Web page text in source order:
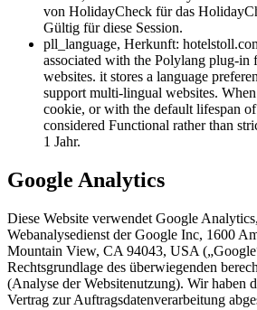
von HolidayCheck für das
Gültig für diese Session.
pll_language, Herkunft:
associated with the Polylang plug-in
websites. it stores a language
support multi-lingual websites. When
cookie, or with the default lifespan
considered Functional rather than
1 Jahr.
Google Analytics
Diese Website verwendet Google
Webanalysedienst der Google Inc, 1600
Mountain View, CA 94043, USA
Rechtsgrundlage des überwiegenden
(Analyse der Websitenutzung). Wir haben
Vertrag zur Auftragsdatenverarbeitung